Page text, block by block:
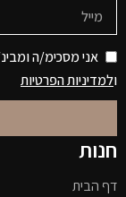
אני מסכימ/ה
ולמדיניות הפרטיות
חנות
דף הבית